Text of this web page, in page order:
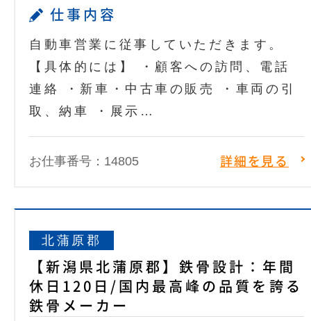
仕事内容
自動車営業に従事していただきます。
【具体的には】 ・顧客への訪問、電話
連絡 ・新車・中古車の販売 ・車両の引
取、納車 ・展示…
お仕事番号：14805 詳細を見る
北蒲原郡
【新潟県北蒲原郡】鉄骨設計：年間
休日120日/国内最高峰の品質を誇る
鉄骨メーカー